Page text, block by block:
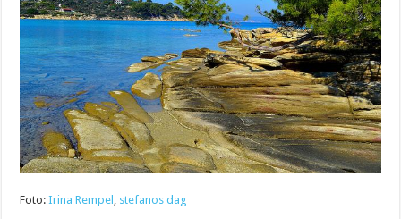
Foto:Irina Rempel , stefanos dag